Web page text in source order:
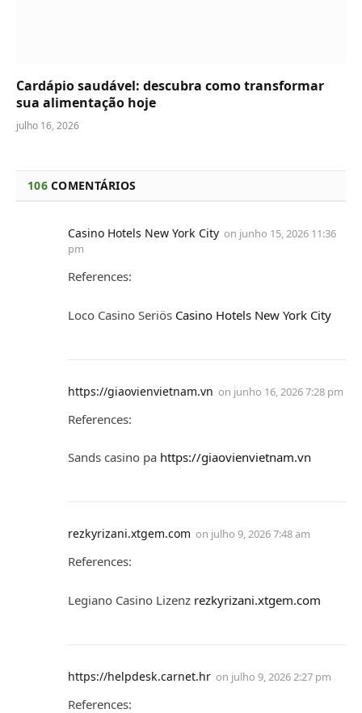
Cardápio saudável: descubra como transformar
sua alimentação hoje
julho 16, 2026
106COMENTÁRIOS
Casino Hotels New York City on junho 15, 2026 11:36
pm
References:
Loco Casino Seriös Casino Hotels New York City
https://giaovienvietnam.vn on junho 16, 2026 7:28 pm
References:
Sands casino pa https://giaovienvietnam.vn
rezkyrizani.xtgem.com on julho 9, 2026 7:48 am
References:
Legiano Casino Lizenz rezkyrizani.xtgem.com
https://helpdesk.carnet.hr on julho 9, 2026 2:27 pm
References: